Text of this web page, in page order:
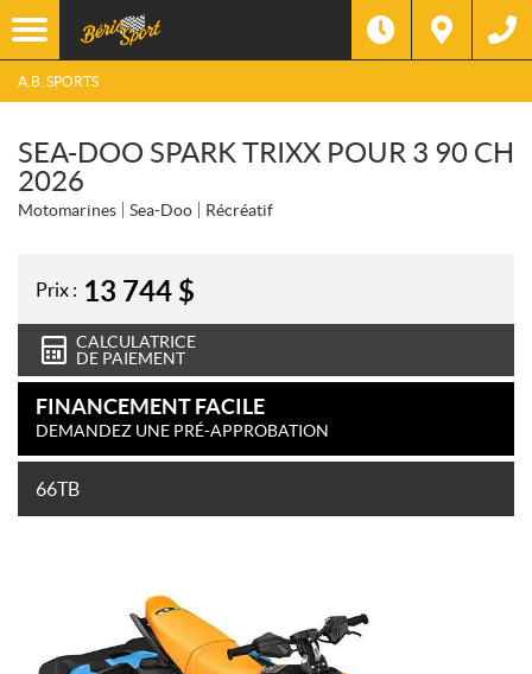
A.B. SPORTS
SEA-DOO SPARK TRIXX POUR 3 90 CH
2026
Motomarines Sea-Doo Récréatif
Prix : 13 744 $
CALCULATRICE
DE PAIEMENT
FINANCEMENT FACILE
DEMANDEZ UNE PRÉ-APPROBATION
66TB